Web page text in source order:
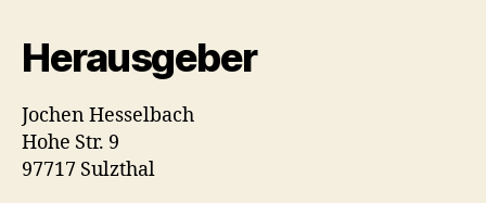
Herausgeber
Jochen Hesselbach
Hohe Str. 9
97717 Sulzthal